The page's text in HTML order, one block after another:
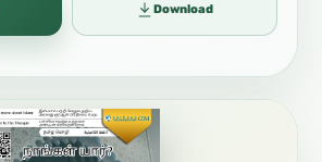
Download